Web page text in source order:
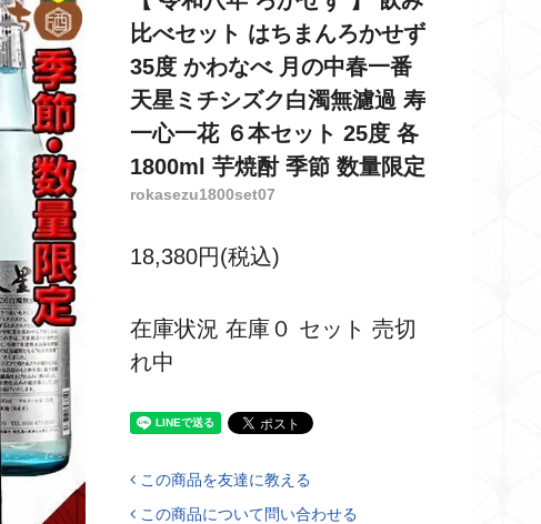
比べセット はちまんろかせず
35度 かわなべ 月の中春一番
天星ミチシズク白濁無濾過 寿
一心一花 ６本セット 25度 各
1800ml 芋焼酎 季節 数量限定
rokasezu1800set07
18,380円(税込)
在庫状況 在庫０ セット 売切
れ中
この商品を友達に教える
この商品について問い合わせる